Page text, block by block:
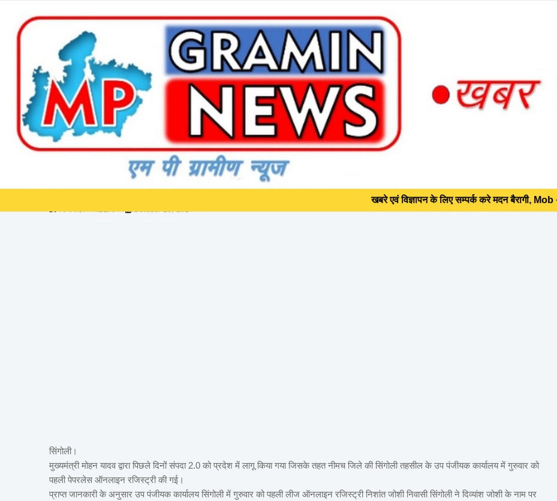
खबरे एवं विज्ञापन के लिए सम्पर्क करे मदन बैरागी, Mob +91 8720014588
खबरे एवं विज्ञापन के लिए सम्पर्क करे मदन बैरागी, Mob +91 8720014588
Home *संपदा 2.0 में सिंगोली उप पंजीयक कार्यालय में हुई पहली रजिस्ट्री*
*संपदा 2.0 में सिंगोली उप पंजीयक कार्यालय में हुई पहली रजिस्ट्री*
HARISH MEENA October 25, 2024
सिंगोली।
मुख्यमंत्री मोहन यादव द्वारा पिछले दिनों संपदा 2.0 को प्रदेश में लागू किया गया जिसके तहत नीमच जिले की सिंगोली तहसील के उप पंजीयक कार्यालय में गुरुवार को
पहली पेपरलेस ऑनलाइन रजिस्ट्री की गई।
प्राप्त जानकारी के अनुसार उप पंजीयक कार्यालय सिंगोली में गुरुवार को पहली लीज ऑनलाइन रजिस्ट्री निशांत जोशी निवासी सिंगोली ने दिव्यांश जोशी के नाम पर